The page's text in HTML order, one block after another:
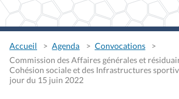
Accueil Agenda
Convocations
Commission des Affaires générales et
Cohésion sociale et des Infrastructures
jour du 15 juin 2022